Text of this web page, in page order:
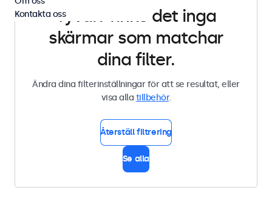
Tyvärr finns det inga
skärmar som matchar
dina filter.
Ändra dina filterinställningar för att se resultat, eller
visa alla tillbehör.
Återställ filtrering
Se alla
Kontakta oss